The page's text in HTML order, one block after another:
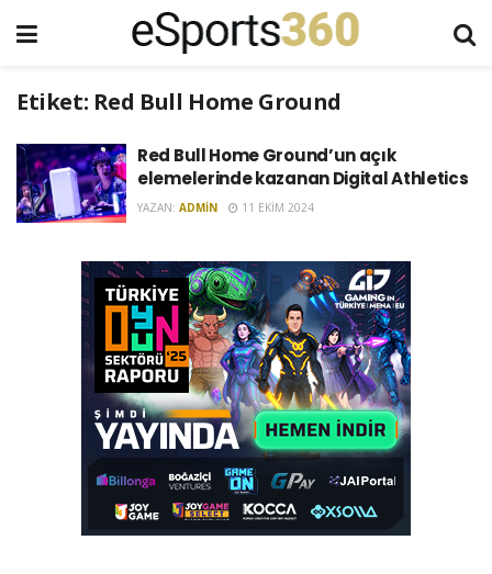
Etiket: Red Bull Home Ground
Red Bull Home Ground’un açık
elemelerinde kazanan Digital Athletics
YAZAN: ADMIN 11 EKIM 2024